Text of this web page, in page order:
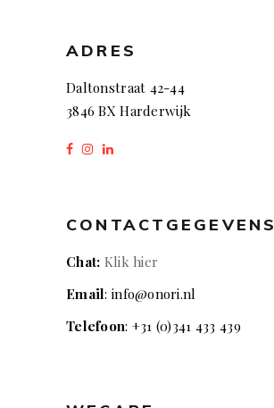
ADRES
Daltonstraat 42-44
3846 BX Harderwijk
CONTACTGEGEVENS
Chat: Klik hier
Email: info@onori.nl
Telefoon: +31 (0)341 433 439